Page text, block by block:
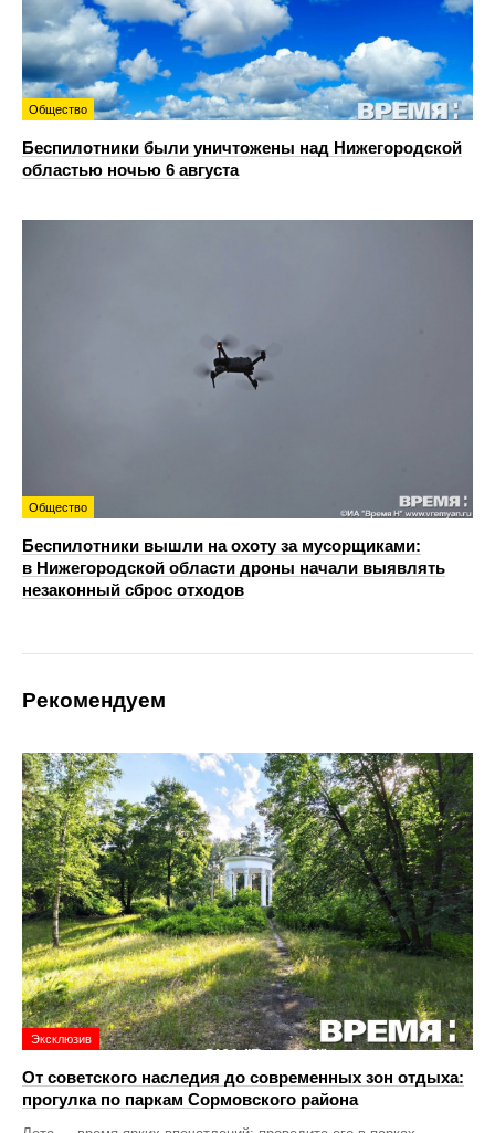
Общество
Беспилотники были уничтожены над Нижегородской
областью ночью 6 августа
Общество
Беспилотники вышли на охоту за мусорщиками:
в Нижегородской области дроны начали выявлять
незаконный сброс отходов
Рекомендуем
Эксклюзив
От советского наследия до современных зон отдыха:
прогулка по паркам Сормовского района